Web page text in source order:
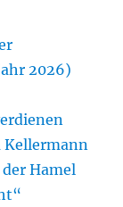
2026)
der Hamel